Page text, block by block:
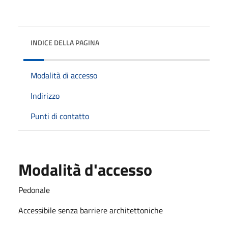
INDICE DELLA PAGINA
Modalità di accesso
Indirizzo
Punti di contatto
Modalità d'accesso
Pedonale
Accessibile senza barriere architettoniche